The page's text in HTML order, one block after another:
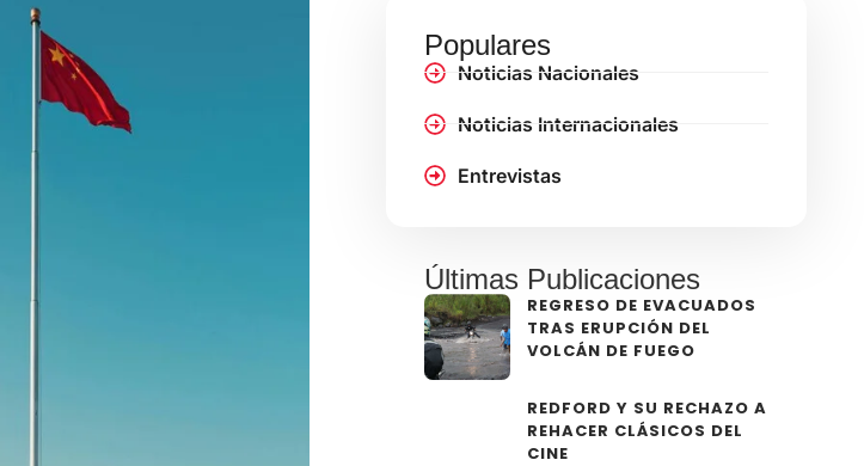
Populares
Noticias Nacionales
Noticias Internacionales
Entrevistas
Últimas Publicaciones
REGRESO DE EVACUADOS
TRAS ERUPCIÓN DEL
VOLCÁN DE FUEGO
REDFORD Y SU RECHAZO A
REHACER CLÁSICOS DEL
CINE